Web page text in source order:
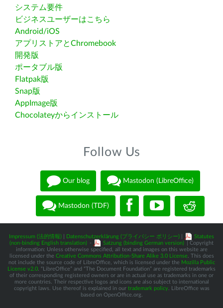
システム要件
ビジネスユーザーはこちら
Android/iOS
アプリストアとChromebook
開発版
ポータブル版
Flatpak版
Snap版
AppImage版
Chocolateyからインストール
Follow Us
Our blog Mastodon (LibreOffice)
Mastodon (TDF)
Impressum (法的情報) Datenschutzerklärung (プライバシー ポリシー)
Statutes
(non-binding English translation) - Satzung (binding German version)
| Copyright
information: Unless otherwise specified, all text and images on this website are
licensed under the Creative Commons Attribution-Share Alike 3.0 License. This does
not include the source code of LibreOffice, which is licensed under the Mozilla Public
License v2.0 . “LibreOffice” and “The Document Foundation” are registered trademarks
of their corresponding registered owners or are in actual use as trademarks in one or
more countries. Their respective logos and icons are also subject to international
copyright laws. Use thereof is explained in our trademark policy. LibreOffice was
based on OpenOffice.org.